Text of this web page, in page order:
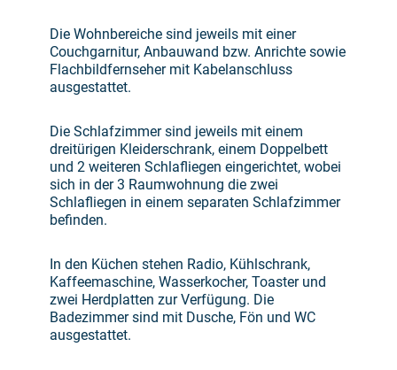
Die Wohnbereiche sind jeweils mit einer
Couchgarnitur, Anbauwand bzw. Anrichte sowie
Flachbildfernseher mit Kabelanschluss
ausgestattet.
Die Schlafzimmer sind jeweils mit einem
dreitürigen Kleiderschrank, einem Doppelbett
und 2 weiteren Schlafliegen eingerichtet, wobei
sich in der 3 Raumwohnung die zwei
Schlafliegen in einem separaten Schlafzimmer
befinden.
In den Küchen stehen Radio, Kühlschrank,
Kaffeemaschine, Wasserkocher, Toaster und
zwei Herdplatten zur Verfügung. Die
Badezimmer sind mit Dusche, Fön und WC
ausgestattet.